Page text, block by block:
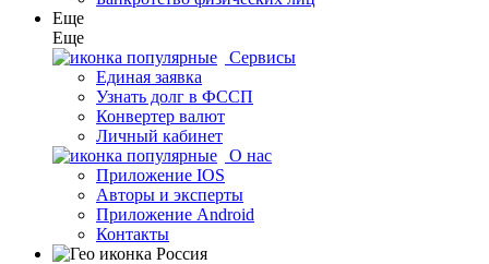
Еще
Еще
Сервисы
Единая заявка
Узнать долг в ФССП
Конвертер валют
Личный кабинет
О нас
Приложение IOS
Авторы и эксперты
Приложение Android
Контакты
Россия